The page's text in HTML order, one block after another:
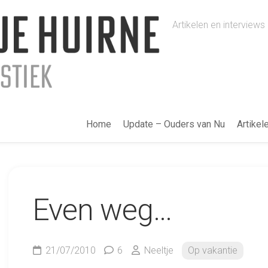
Artikelen en
Home Update – Ouders van Nu
Even weg…
21/07/2010 6 Neeltje Op vakantie